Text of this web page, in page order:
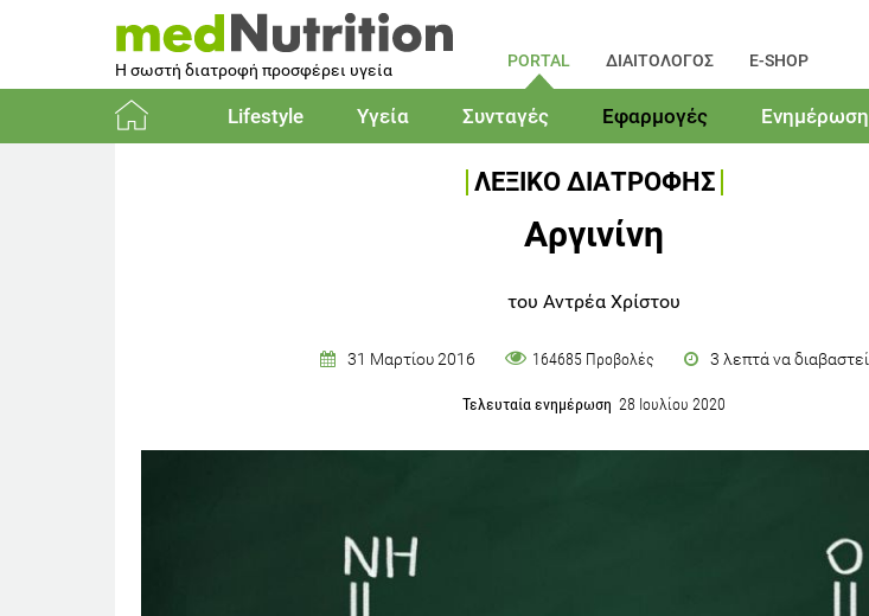
Η σωστή διατροφή προσφέρει υγεία PORTAL ΔΙΑΙΤΟΛΟΓΟΣ E-SHOP
Lifestyle Υγεία Συνταγές Εφαρμογές Ενημέρωση
ΛΕΞΙΚΟ ΔΙΑΤΡΟΦΗΣ
Αργινίνη
του Αντρέα Χρίστου
31 Μαρτίου 2016 164685 Προβολές 3 λεπτά να διαβαστεί
Τελευταία ενημέρωση 28 Ιουλίου 2020